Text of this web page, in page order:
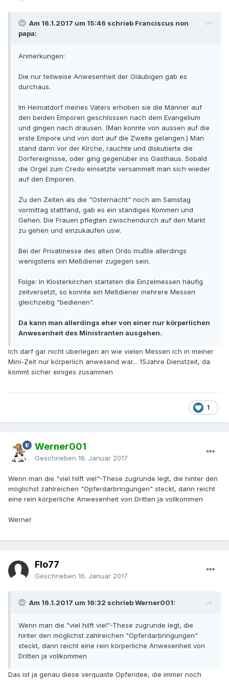
Am 16.1.2017 um 15:46 schrieb Franciscus non
papa:
Anmerkungen:
Die nur teilweise Anwesenheit der Gläubigen gab es
durchaus.
Im Heimatdorf meines Vaters erhoben sie die Männer auf
den beiden Emporen geschlossen nach dem Evangelium
und gingen nach drausen. (Man konnte von aussen auf die
erste Empore und von dort auf die Zweite gelangen.) Man
stand dann vor der Kirche, rauchte und diskutierte die
Dorfereignisse, oder ging gegenüber ins Gasthaus. Sobald
die Orgel zum Credo einsetzte versammelt man sich wieder
auf den Emporen.
Zu den Zeiten als die "Osternacht" noch am Samstag
vormittag stattfand, gab es ein ständiges Kommen und
Gehen. Die Frauen pflegten zwischendurch auf den Markt
zu gehen und einzukaufen usw.
Bei der Privatmesse des alten Ordo mußte allerdings
wenigstens ein Meßdiener zugegen sein.
Folge: In Klosterkirchen starteten die Einzelmessen häufig
zeitversetzt, so konnte ein Meßdiener mehrere Messen
gleichzeitig "bedienen".
Da kann man allerdings eher von einer nur körperlichen
Anwesenheit des Ministranten ausgehen.
Ich darf gar nicht überlegen an wie vielen Messen ich in meiner
Mini-Zeit nur körperlich anwesend war... 15Jahre Dienstzeit, da
kommt sicher einiges zusammen
1
Werner001
Geschrieben 16. Januar 2017
Wenn man die "viel hilft viel"-These zugrunde legt, die hinter den
möglichst zahlreichen "Opferdarbringungen" steckt, dann reicht
eine rein körperliche Anwesenheit von Dritten ja vollkommen
Werner
Flo77
Geschrieben 16. Januar 2017
Am 16.1.2017 um 16:32 schrieb Werner001:
Wenn man die "viel hilft viel"-These zugrunde legt, die
hinter den möglichst zahlreichen "Opferdarbringungen"
steckt, dann reicht eine rein körperliche Anwesenheit von
Dritten ja vollkommen
Das ist ja genau diese verquaste Opferidee, die immer noch